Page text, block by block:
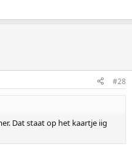
#28
Dat staat op het kaartje iig